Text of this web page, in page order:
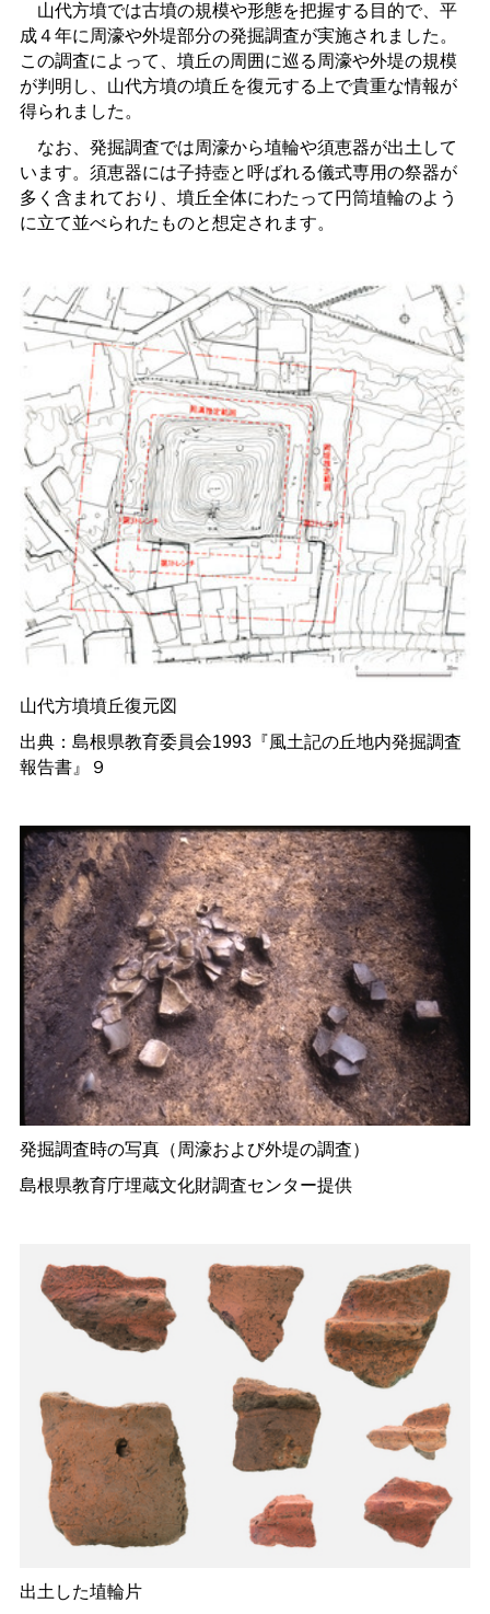
山代方墳では古墳の規模や形態を把握する目的で、平
成４年に周濠や外堤部分の発掘調査が実施されました。
この調査によって、墳丘の周囲に巡る周濠や外堤の規模
が判明し、山代方墳の墳丘を復元する上で貴重な情報が
得られました。
なお、発掘調査では周濠から埴輪や須恵器が出土して
います。須恵器には子持壺と呼ばれる儀式専用の祭器が
多く含まれており、墳丘全体にわたって円筒埴輪のよう
に立て並べられたものと想定されます。
山代方墳墳丘復元図
出典：島根県教育委員会1993『風土記の丘地内発掘調査
報告書』９
発掘調査時の写真（周濠および外堤の調査）
島根県教育庁埋蔵文化財調査センター提供
出土した埴輪片